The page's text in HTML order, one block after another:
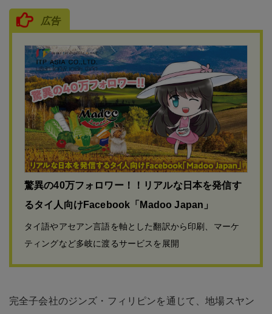
広告
驚異の40万フォロワー！！リアルな日本を発信す
るタイ人向けFacebook「Madoo Japan」
タイ語やアセアン言語を軸とした翻訳から印刷、マーケ
ティングなど多岐に渡るサービスを展開
完全子会社のジンズ・フィリピンを通じて、地場スヤン